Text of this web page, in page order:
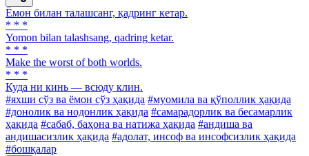
Ёмон билан талашсанг, қадринг кетар.
* * *
Yomon bilan talashsang, qadring ketar.
* * *
Make the worst of both worlds.
* * *
Куда ни кинь — всюду клин.
#яхши сўз ва ёмон сўз ҳақида #муомила ва қўполлик ҳақида
#донолик ва нодонлик ҳақида #самарадорлик ва бесамарлик
ҳақида #сабаб, баҳона ва натижа ҳақида #андиша ва
андишасизлик ҳақида #адолат, инсоф ва инсофсизлик ҳақида
#бошқалар